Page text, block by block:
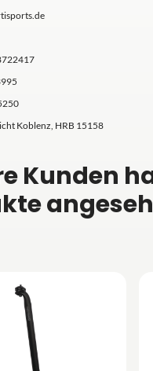
Koblenz, HRB 15158
Kunden